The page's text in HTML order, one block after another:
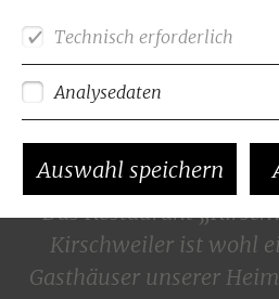
Technisch erforderlich
Für die Funktion der
Sitzung (Session)
Sprachauswahl
Analysedaten
Google Analytics
Auswahl speichern
Restaurant Kirschweiler
100
Das Restaurant
Kirschweiler ist wohl
Gasthäuser unserer